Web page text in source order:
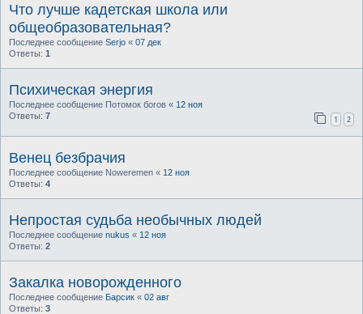
Что лучше кадетская школа или
общеобразовательная?
Последнее сообщение Serjo « 07 дек
Ответы: 1
Психическая энергия
Последнее сообщение Потомок богов « 12 ноя
Ответы: 7 1 2
Венец безбрачия
Последнее сообщение Noweremen « 12 ноя
Ответы: 4
Непростая судьба необычных людей
Последнее сообщение nukus « 12 ноя
Ответы: 2
Закалка новорожденного
Последнее сообщение Барсик « 02 авг
Ответы: 3